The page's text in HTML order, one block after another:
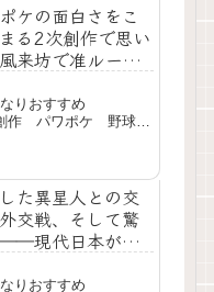
ケの面白さをこ
る2次創作で思い
来坊で准ルー
りおすすめ
創作 パワポケ 野球
た異星人との交
交戦、そして驚
現代日本が銀
日本」
りおすすめ